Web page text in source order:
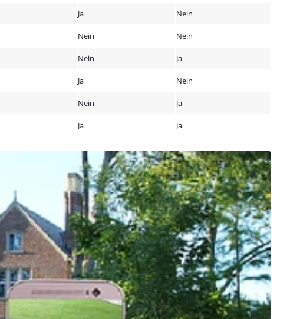
Ja Nein
Nein Nein
Nein Ja
Ja Nein
Nein Ja
Ja Ja